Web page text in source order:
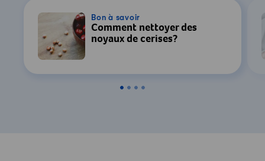
Bon à savoir
Comment nettoyer des
noyaux de cerises?